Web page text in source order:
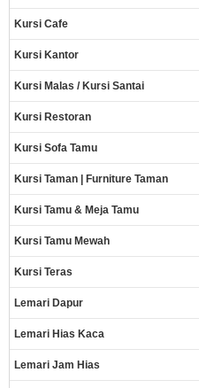
Kursi Cafe
Kursi Kantor
Kursi Malas / Kursi Santai
Kursi Restoran
Kursi Sofa Tamu
Kursi Taman | Furniture Taman
Kursi Tamu & Meja Tamu
Kursi Tamu Mewah
Kursi Teras
Lemari Dapur
Lemari Hias Kaca
Lemari Jam Hias